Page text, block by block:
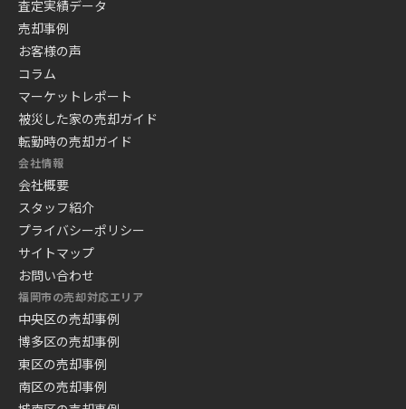
査定実績データ
売却事例
お客様の声
コラム
マーケットレポート
被災した家の売却ガイド
転勤時の売却ガイド
会社情報
会社概要
スタッフ紹介
プライバシーポリシー
サイトマップ
お問い合わせ
福岡市の売却対応エリア
中央区の売却事例
博多区の売却事例
東区の売却事例
南区の売却事例